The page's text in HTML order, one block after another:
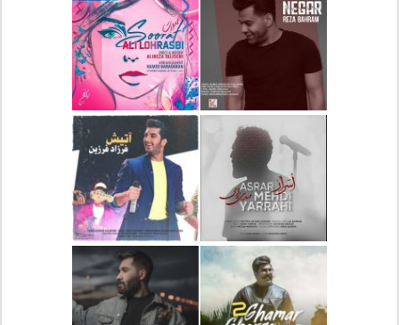
دانلود آلبوم جدید سیروان
خسروی بنام مونولوگ
دانلود آهنگ جدید علیرضا
قربانی بنام خیال خوش
دانلود آهنگ جدید رضا
بهرام بنام نگار
دانلود آهنگ جدید علی
لهراسبی بنام صورت
دانلود آهنگ جدید مهدی
یراحی بنام اسرار
دانلود آهنگ جدید فرزاد
فرزین بنام آتیش